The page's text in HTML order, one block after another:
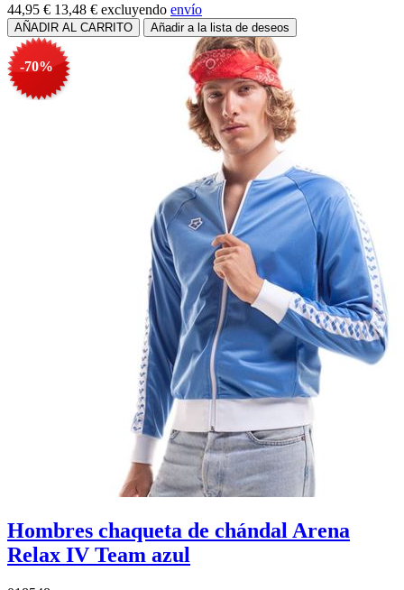
44,95 € 13,48 € excluyendo envío
-70%
Hombres chaqueta de chándal Arena
Relax IV Team azul